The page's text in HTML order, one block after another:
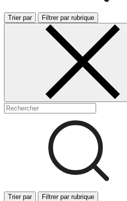
Trier par Filtrer par rubrique
Trier par Filtrer par rubrique